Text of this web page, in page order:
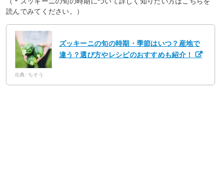
読んでみてください。）
ズッキーニの旬の時期・季節はいつ？産地で
違う？選び方やレシピのおすすめも紹介！
出典: ちそう